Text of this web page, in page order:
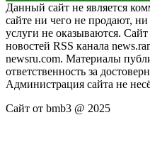
Данный сайт не является
сайте ни чего не продают,
услуги не оказываются. Сайт
новостей RSS канала
newsru.com. Материалы
ответственность за
Администрация сайта не
Сайт от bmb3 @ 2025